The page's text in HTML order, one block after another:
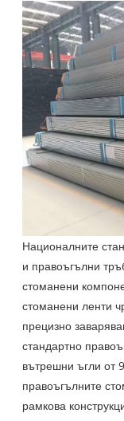
Националните
и правоъгълни
стоманени
стоманени ленти
прецизно
стандартно
вътрешни ъгли от
правоъгълните
рамкова